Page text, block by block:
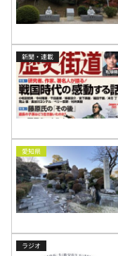
新聞・連載
愛知県
ラジオ